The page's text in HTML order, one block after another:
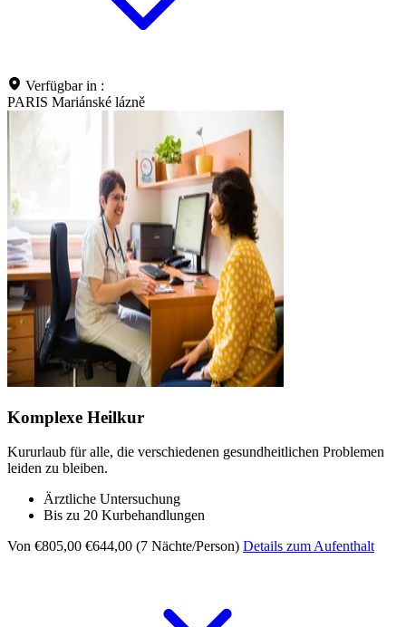
Verfügbar in :
PARIS Mariánské lázně
Komplexe Heilkur
Kururlaub für alle, die verschiedenen gesundheitlichen Problemen
leiden zu bleiben.
Ärztliche Untersuchung
Bis zu 20 Kurbehandlungen
Von €805,00 €644,00 (7 Nächte/Person) Details zum Aufenthalt